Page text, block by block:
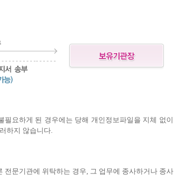
요하게 된 경우에는 당해 개인정보파일을 지체 없이
하지 않습니다.
문기관에 위탁하는 경우, 그 업무에 종사하거나 종사